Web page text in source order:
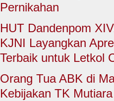
Pernikahan
HUT Dandenpom
KJNI Layangkan
Terbaik untuk Letkol
Orang Tua ABK di
Kebijakan TK